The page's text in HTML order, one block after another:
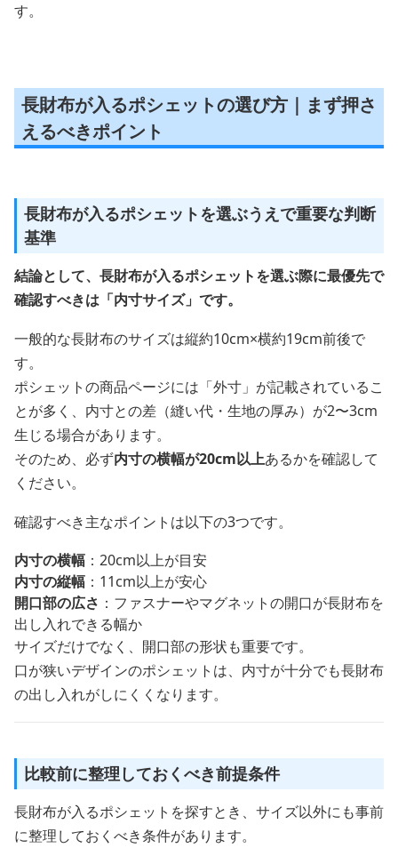
す。
長財布が入るポシェットの選び方｜まず押さ
えるべきポイント
長財布が入るポシェットを選ぶうえで重要な判断
基準
結論として、長財布が入るポシェットを選ぶ際に最優先で
確認すべきは「内寸サイズ」です。
一般的な長財布のサイズは縦約10cm×横約19cm前後で
す。
ポシェットの商品ページには「外寸」が記載されているこ
とが多く、内寸との差（縫い代・生地の厚み）が2〜3cm
生じる場合があります。
そのため、必ず内寸の横幅が20cm以上あるかを確認して
ください。
確認すべき主なポイントは以下の3つです。
内寸の横幅 ：20cm以上が目安
内寸の縦幅 ：11cm以上が安心
開口部の広さ ：ファスナーやマグネットの開口が長財布を
出し入れできる幅か
サイズだけでなく、開口部の形状も重要です。
口が狭いデザインのポシェットは、内寸が十分でも長財布
の出し入れがしにくくなります。
比較前に整理しておくべき前提条件
長財布が入るポシェットを探すとき、サイズ以外にも事前
に整理しておくべき条件があります。